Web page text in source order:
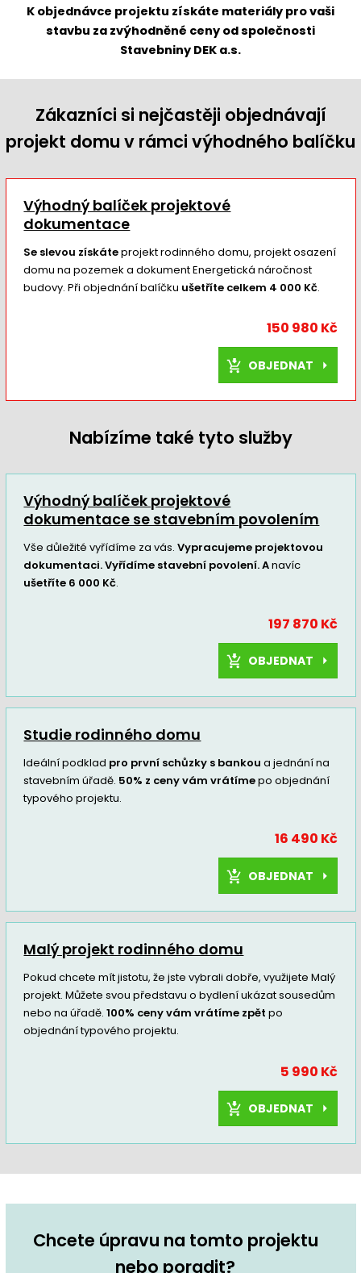
K objednávce projektu získáte materiály pro vaši
stavbu za zvýhodněné ceny od společnosti
Stavebniny DEK a.s.
Zákazníci si nejčastěji objednávají
projekt domu v rámci výhodného balíčku
Výhodný balíček projektové
dokumentace
Se slevou získáteprojekt rodinného domu, projekt osazení
domu na pozemek a dokument Energetická náročnost
budovy. Při objednání balíčku ušetříte celkem 4 000 Kč.
150 980 Kč
OBJEDNAT
Nabízíme také tyto služby
Výhodný balíček projektové
dokumentace se stavebním povolením
Vše důležité vyřídíme za vás.Vypracujeme projektovou
dokumentaci. Vyřídíme stavební povolení. Anavíc
ušetříte 6 000 Kč.
197 870 Kč
OBJEDNAT
Studie rodinného domu
Ideální podklad pro první schůzky s bankou a jednání na
stavebním úřadě. 50% z ceny vám vrátímepo objednání
typového projektu.
16 490 Kč
OBJEDNAT
Malý projekt rodinného domu
Pokud chcete mít jistotu, že jste vybrali dobře, využijete Malý
projekt. Můžete svou představu o bydlení ukázat sousedům
nebo na úřadě.100% ceny vám vrátíme zpět po
objednání typového projektu.
5 990 Kč
OBJEDNAT
Chcete úpravu na tomto projektu
nebo poradit?